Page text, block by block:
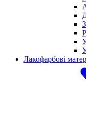
Лакофарбові